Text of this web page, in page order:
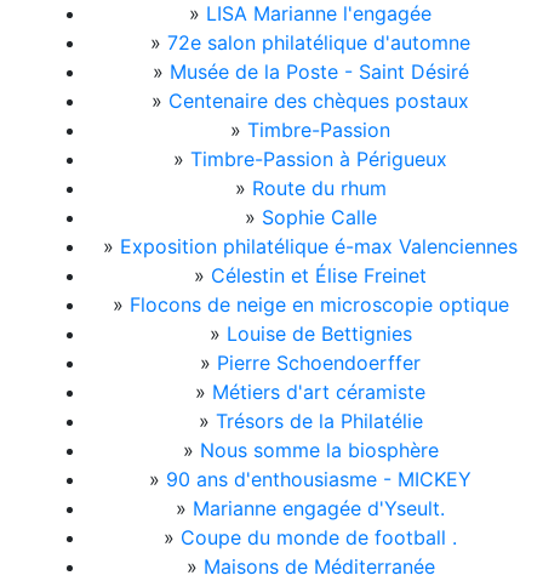
» LISA Marianne l'engagée
» 72e salon philatélique d'automne
» Musée de la Poste - Saint Désiré
» Centenaire des chèques postaux
» Timbre-Passion
» Timbre-Passion à Périgueux
» Route du rhum
» Sophie Calle
» Exposition philatélique é-max Valenciennes
» Célestin et Élise Freinet
» Flocons de neige en microscopie optique
» Louise de Bettignies
» Pierre Schoendoerffer
» Métiers d'art céramiste
» Trésors de la Philatélie
» Nous somme la biosphère
» 90 ans d'enthousiasme - MICKEY
» Marianne engagée d'Yseult.
» Coupe du monde de football .
» Maisons de Méditerranée